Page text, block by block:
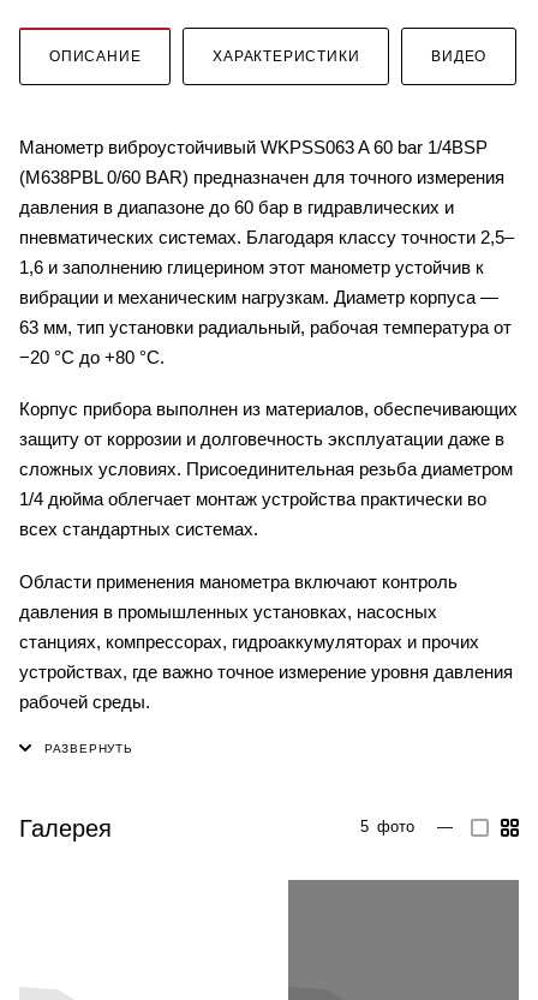
ОПИСАНИЕ ХАРАКТЕРИСТИКИ ВИДЕО
Манометр виброустойчивый WKPSS063 A 60 bar 1/4BSP
(M638PBL 0/60 BAR) предназначен для точного измерения
давления в диапазоне до 60 бар в гидравлических и
пневматических системах. Благодаря классу точности 2,5–
1,6 и заполнению глицерином этот манометр устойчив к
вибрации и механическим нагрузкам. Диаметр корпуса —
63 мм, тип установки радиальный, рабочая температура от
−20 °C до +80 °C.
Корпус прибора выполнен из материалов, обеспечивающих
защиту от коррозии и долговечность эксплуатации даже в
сложных условиях. Присоединительная резьба диаметром
1/4 дюйма облегчает монтаж устройства практически во
всех стандартных системах.
Области применения манометра включают контроль
давления в промышленных установках, насосных
станциях, компрессорах, гидроаккумуляторах и прочих
устройствах, где важно точное измерение уровня давления
рабочей среды.
Галерея 5 фото —